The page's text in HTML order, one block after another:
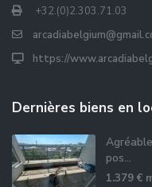
+32.(0)2.303.71.03
https://
Dernières biens en
pos...
1.379 €